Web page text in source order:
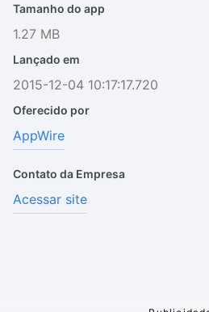
Tamanho do app
1.27 MB
Lançado em
2015-12-04 10:17:17.720
Oferecido por
AppWire
Contato da Empresa
Acessar site